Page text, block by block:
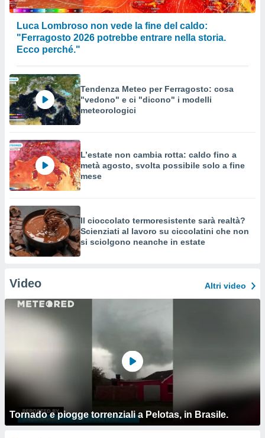
Luca Lombroso non vede la fine del caldo:
"Ferragosto 2026 potrebbe entrare nella storia.
Ecco perché."
Tendenza Meteo per Ferragosto: cosa
"vedono" e ci "dicono" i modelli
meteorologici
L’estate non cambia rotta: caldo fino a
metà agosto, svolta possibile solo a fine
mese
Il cioccolato termoresistente sarà realtà?
Scienziati al lavoro su ciccolatini che non
si sciolgono neanche in estate
Video Altri video
Tornado e piogge torrenziali a Pelotas, in Brasile.